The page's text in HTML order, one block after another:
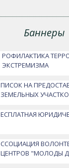
Баннеры
РОФИЛАКТИКА
ЭКСТРЕМИЗМА
ПИСОК НА
ЗЕМЕЛЬНЫХ
ЕСПЛАТНАЯ
ССОЦИАЦИЯ
ЦЕНТРОВ "МОЛОДЫ